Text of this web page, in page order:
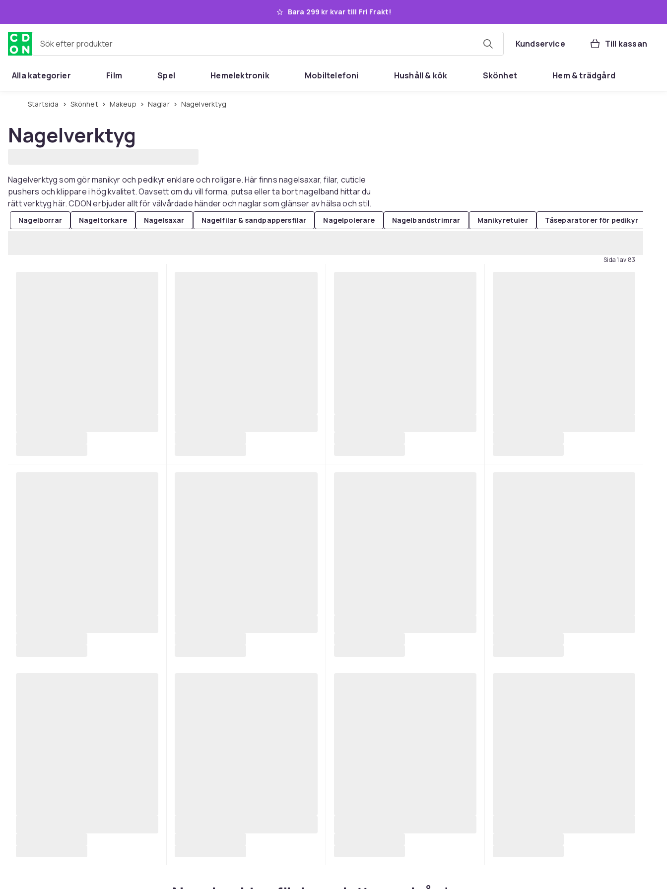
Bara 299 kr kvar till Fri Frakt!
Sök efter produkter Kundservice Till kassan
Alla kategorier Film Spel Hemelektronik Mobiltelefoni Hushåll & kök Skönhet Hem & trädgård
Startsida Skönhet Makeup Naglar Nagelverktyg
Nagelverktyg
Nagelverktyg som gör manikyr och pedikyr enklare och roligare. Här finns nagelsaxar, filar, cuticle
pushers och klippare i hög kvalitet. Oavsett om du vill forma, putsa eller ta bort nagelband hittar du
rätt verktyg här. CDON erbjuder allt för välvårdade händer och naglar som glänser av hälsa och stil.
Nagelborrar Nageltorkare Nagelsaxar Nagelfilar & sandpappersfilar Nagelpolerare Nagelbandstrimrar Manikyretuier Tåseparatorer för pedikyr
Sida 1 av 83